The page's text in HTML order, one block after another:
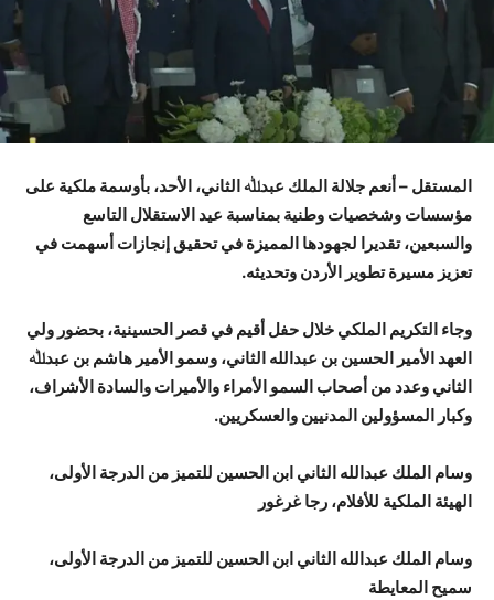
المستقل – أنعم جلالة الملك عبدﷲ الثاني، الأحد، بأوسمة ملكية على
مؤسسات وشخصيات وطنية بمناسبة عيد الاستقلال التاسع
والسبعين، تقديرا لجهودها المميزة في تحقيق إنجازات أسهمت في
تعزيز مسيرة تطوير الأردن وتحديثه.
وجاء التكريم الملكي خلال حفل أقيم في قصر الحسينية، بحضور ولي
العهد الأمير الحسين بن عبدالله الثاني، وسمو الأمير هاشم بن عبدﷲ
الثاني وعدد من أصحاب السمو الأمراء والأميرات والسادة الأشراف،
وكبار المسؤولين المدنيين والعسكريين.
وسام الملك عبدالله الثاني ابن الحسين للتميز من الدرجة الأولى،
الهيئة الملكية للأفلام، رجا غرغور
وسام الملك عبدالله الثاني ابن الحسين للتميز من الدرجة الأولى،
سميح المعايطة